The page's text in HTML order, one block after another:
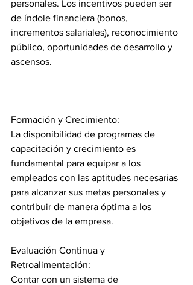
personales. Los incentivos pueden ser
de índole financiera (bonos,
incrementos salariales), reconocimiento
público, oportunidades de desarrollo y
ascensos.
Formación y Crecimiento:
La disponibilidad de programas de
capacitación y crecimiento es
fundamental para equipar a los
empleados con las aptitudes necesarias
para alcanzar sus metas personales y
contribuir de manera óptima a los
objetivos de la empresa.
Evaluación Continua y
Retroalimentación:
Contar con un sistema de